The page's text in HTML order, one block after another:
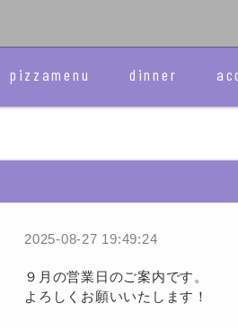
pizzamenu dinner
2025-08-27 19:49:24
９月の営業日のご案内です。
よろしくお願いいたします！